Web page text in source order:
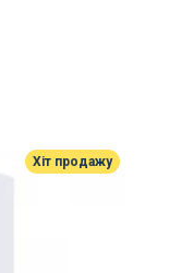
Хіт продажу